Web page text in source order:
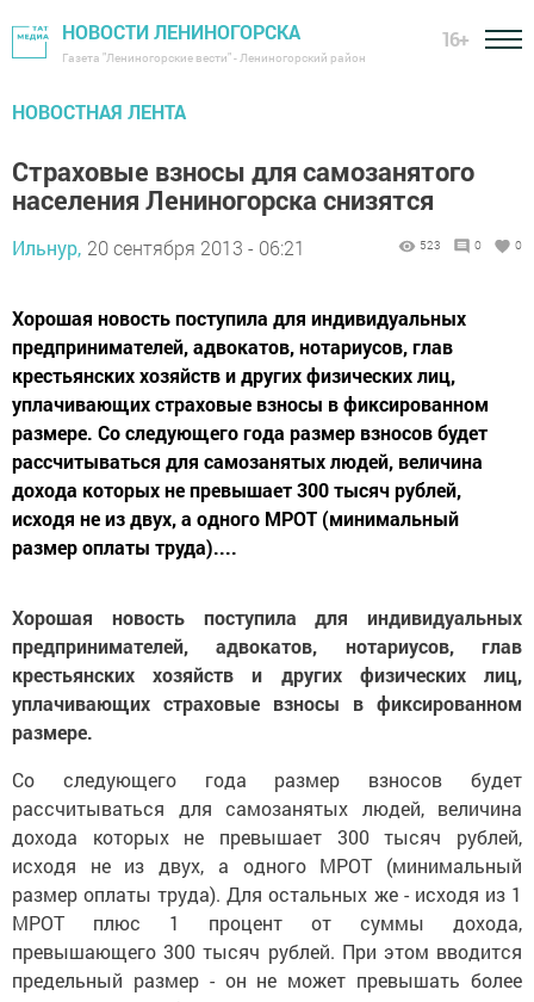
НОВОСТИ ЛЕНИНОГОРСКА
Газета "Лениногорские вести" - Лениногорский район
16+
НОВОСТНАЯ ЛЕНТА
Страховые взносы для самозанятого
населения Лениногорска снизятся
Ильнур, 20 сентября 2013 - 06:21 523 0 0
Хорошая новость поступила для индивидуальных
предпринимателей, адвокатов, нотариусов, глав
крестьянских хозяйств и других физических лиц,
уплачивающих страховые взносы в фиксированном
размере. Со следующего года размер взносов будет
рассчитываться для самозанятых людей, величина
дохода которых не превышает 300 тысяч рублей,
исходя не из двух, а одного МРОТ (минимальный
размер оплаты труда)....
Хорошая новость поступила для индивидуальных
предпринимателей, адвокатов, нотариусов, глав
крестьянских хозяйств и других физических лиц,
уплачивающих страховые взносы в фиксированном
размере.
Со следующего года размер взносов будет
рассчитываться для самозанятых людей, величина
дохода которых не превышает 300 тысяч рублей,
исходя не из двух, а одного МРОТ (минимальный
размер оплаты труда). Для остальных же - исходя из 1
МРОТ плюс 1 процент от суммы дохода,
превышающего 300 тысяч рублей. При этом вводится
предельный размер - он не может превышать более